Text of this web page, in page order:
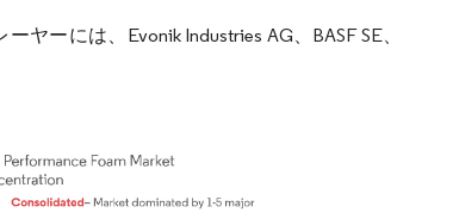
ーには、Evonik Industries AG、BASF SE、